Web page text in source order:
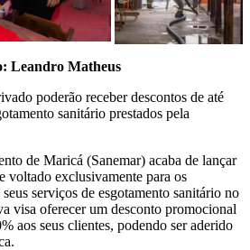
Leandro Matheus
poderão receber descontos de até
sanitário prestados pela
de Maricá (Sanemar) acaba de lançar
voltado exclusivamente para os
serviços de esgotamento sanitário no
visa oferecer um desconto promocional
aos seus clientes, podendo ser aderido